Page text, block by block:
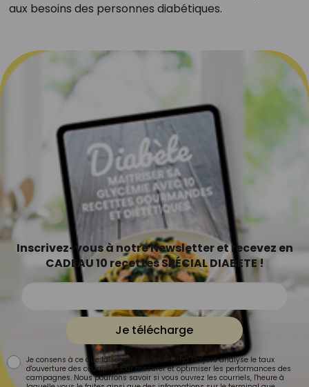
aux besoins des personnes diabétiques.
Inscrivez-vous à notre Newsletter et recevez en
CADEAU 10 recettes SPÉCIAL DIABETE !
Je télécharge
Je consens à ce que la société Digital Prisma Players analyse le taux
d'ouverture des courriels pour mesurer et optimiser les performances des
campagnes. Nous pourrons savoir si vous ouvrez les courriels, l'heure à